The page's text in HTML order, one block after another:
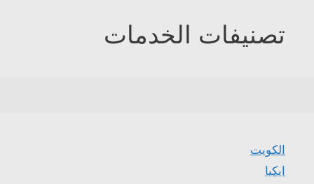
تصنيفات الخدمات
الكويت
ايكيا